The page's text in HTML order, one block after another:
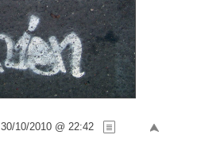
30/10/2010 @ 22:42